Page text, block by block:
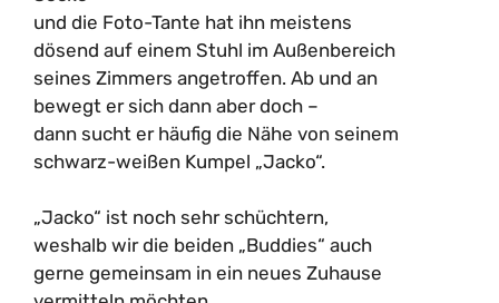
und die Foto-Tante hat ihn meistens
dösend auf einem Stuhl im Außenbereich
seines Zimmers angetroffen. Ab und an
bewegt er sich dann aber doch –
dann sucht er häufig die Nähe von seinem
schwarz-weißen Kumpel „Jacko“.
„Jacko“ ist noch sehr schüchtern,
weshalb wir die beiden „Buddies“ auch
gerne gemeinsam in ein neues Zuhause